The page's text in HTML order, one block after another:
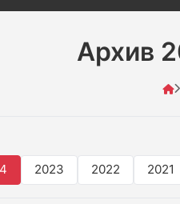
Архив
2023 2022 2021